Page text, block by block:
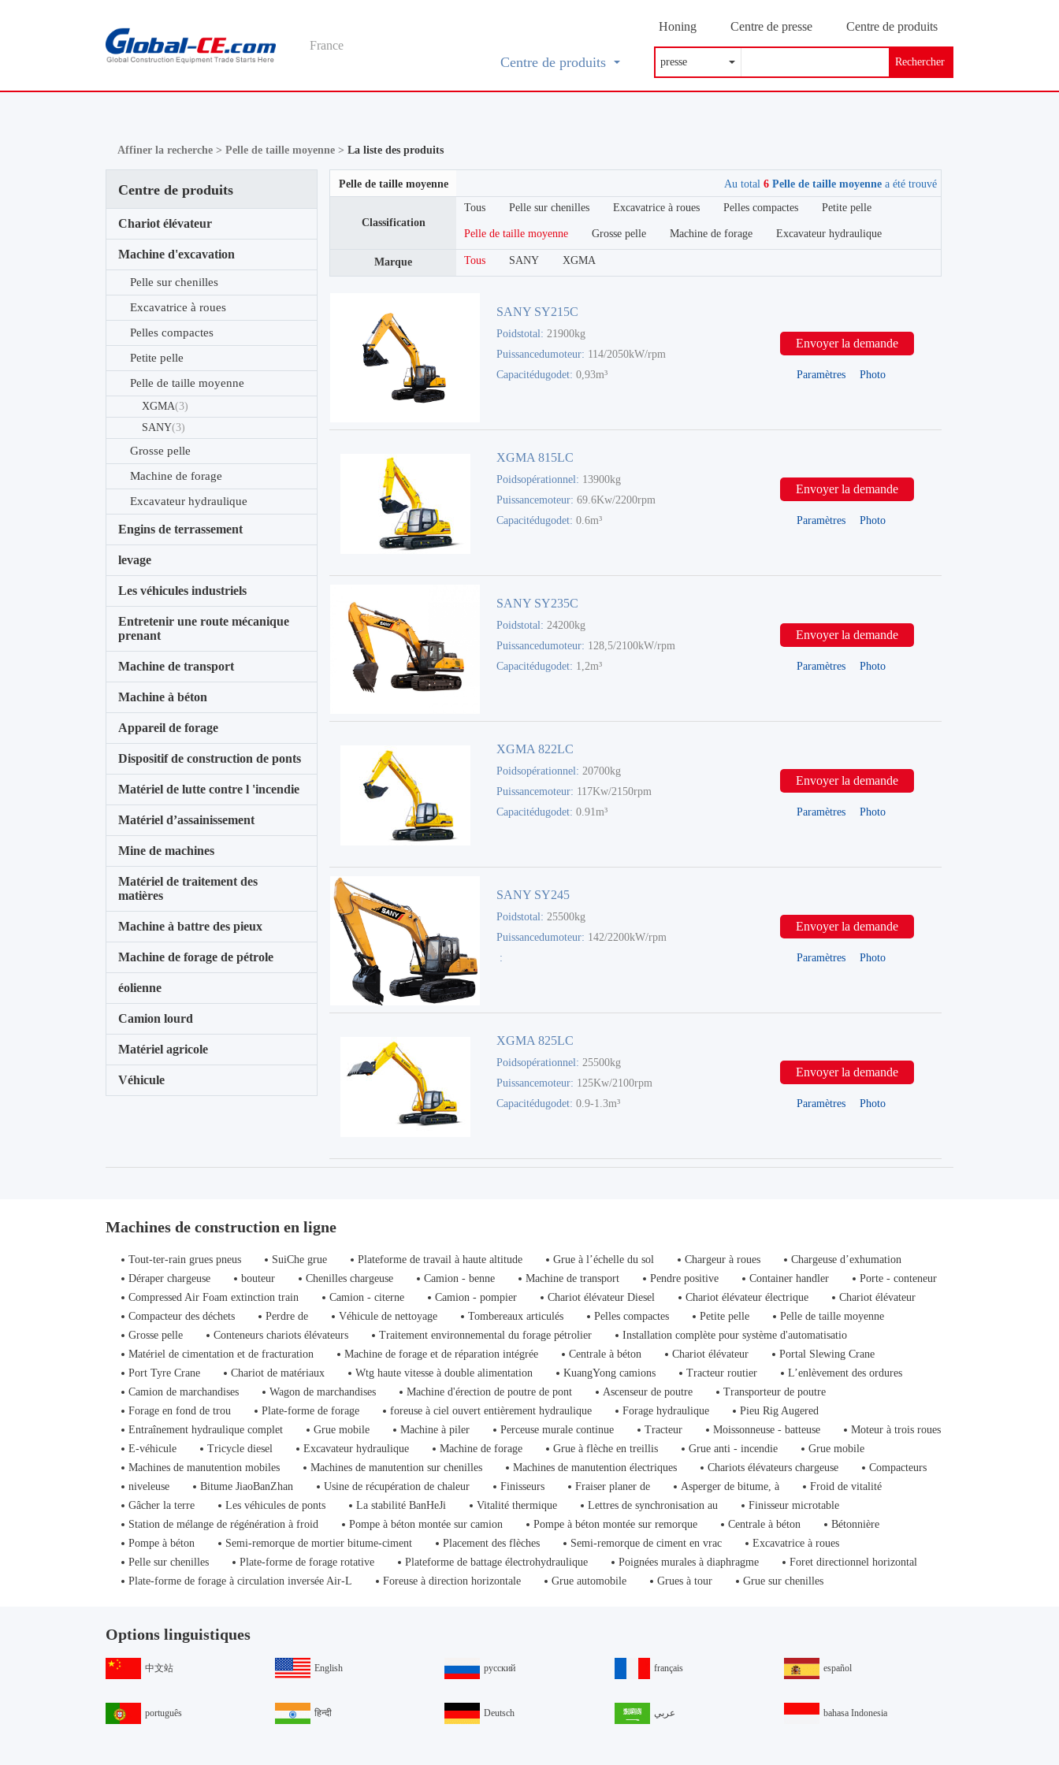
France
Honing Centre de presse Centre de produits
Rechercher
Centre de produits
Affiner la recherche >Pelle de taille moyenne >La liste des produits
Centre de produits
Chariot élévateur
Machine d'excavation
Pelle sur chenilles
Excavatrice à roues
Pelles compactes
Petite pelle
Pelle de taille moyenne
XGMA(3)
SANY(3)
Grosse pelle
Machine de forage
Excavateur hydraulique
Engins de terrassement
levage
Les véhicules industriels
Entretenir une route mécanique
prenant
Machine de transport
Machine à béton
Appareil de forage
Dispositif de construction de ponts
Matériel de lutte contre l 'incendie
Matériel d’assainissement
Mine de machines
Matériel de traitement des
matières
Machine à battre des pieux
Machine de forage de pétrole
éolienne
Camion lourd
Matériel agricole
Véhicule
Pelle de taille moyenne Au total 6Pelle de taille moyennea été trouvé
Classification
Tous Pelle sur chenilles Excavatrice à roues Pelles compactes Petite pelle
Pelle de taille moyenne Grosse pelle Machine de forage Excavateur hydraulique
Marque Tous SANY XGMA
SANY SY215C
Poidstotal:21900kg
Puissancedumoteur: 114/2050kW/rpm
Capacitédugodet:0,93m³
Envoyer la demande
Paramètres Photo
XGMA 815LC
Poidsopérationnel: 13900kg
Puissancemoteur:69.6Kw/2200rpm
Capacitédugodet:0.6m³
Envoyer la demande
Paramètres Photo
SANY SY235C
Poidstotal:24200kg
Puissancedumoteur: 128,5/2100kW/rpm
Capacitédugodet: 1,2m³
Envoyer la demande
Paramètres Photo
XGMA 822LC
Poidsopérationnel:20700kg
Puissancemoteur: 117Kw/2150rpm
Capacitédugodet:0.91m³
Envoyer la demande
Paramètres Photo
SANY SY245
Poidstotal:25500kg
Puissancedumoteur: 142/2200kW/rpm
:
Envoyer la demande
Paramètres Photo
XGMA 825LC
Poidsopérationnel:25500kg
Puissancemoteur: 125Kw/2100rpm
Capacitédugodet:0.9-1.3m³
Envoyer la demande
Paramètres Photo
Machines de construction en ligne
Tout-ter-rain grues pneus SuiChe grue Plateforme de travail à haute altitude Grue à l’échelle du sol Chargeur à roues
Chargeuse d’exhumation
Déraper chargeuse
bouteur Chenilles chargeuse Camion - benne Machine de transport Pendre positive Container handler
Porte - conteneur
Compressed Air Foam extinction train
Camion - citerne Camion - pompier Chariot élévateur Diesel Chariot élévateur électrique
Chariot élévateur
Compacteur des déchets
Perdre de Véhicule de nettoyage Tombereaux articulés Pelles compactes Petite pelle
Pelle de taille moyenne
Grosse pelle
Conteneurs chariots élévateurs Traitement environnemental du forage pétrolier
Installation complète pour système d'automatisatio
Matériel de cimentation et de fracturation
Machine de forage et de réparation intégrée Centrale à béton Chariot élévateur
Portal Slewing Crane
Port Tyre Crane
Chariot de matériaux Wtg haute vitesse à double alimentation KuangYong camions Tracteur routier
L’enlèvement des ordures
Camion de marchandises
Wagon de marchandises Machine d'érection de poutre de pont Ascenseur de poutre
Transporteur de poutre
Forage en fond de trou
Plate-forme de forage foreuse à ciel ouvert entièrement hydraulique Forage hydraulique
Pieu Rig Augered
Entraînement hydraulique complet
Grue mobile Machine à piler Perceuse murale continue Tracteur Moissonneuse - batteuse
Moteur à trois roues
E-véhicule
Tricycle diesel Excavateur hydraulique Machine de forage Grue à flèche en treillis Grue anti - incendie
Grue mobile
Machines de manutention mobiles
Machines de manutention sur chenilles Machines de manutention électriques Chariots élévateurs chargeuse
Compacteurs
niveleuse
Bitume JiaoBanZhan Usine de récupération de chaleur Finisseurs Fraiser planer de Asperger de bitume, à
Froid de vitalité
Gâcher la terre
Les véhicules de ponts La stabilité BanHeJi Vitalité thermique Lettres de synchronisation au
Finisseur microtable
Station de mélange de régénération à froid
Pompe à béton montée sur camion Pompe à béton montée sur remorque Centrale à béton
Bétonnière
Pompe à béton
Semi-remorque de mortier bitume-ciment Placement des flèches Semi-remorque de ciment en vrac
Excavatrice à roues
Pelle sur chenilles
Plate-forme de forage rotative Plateforme de battage électrohydraulique Poignées murales à diaphragme
Foret directionnel horizontal
Plate-forme de forage à circulation inversée Air-L
Foreuse à direction horizontale Grue automobile Grues à tour Grue sur chenilles
Options linguistiques
中文站 English русский français español
português हिन्दी Deutsch عربي bahasa Indonesia